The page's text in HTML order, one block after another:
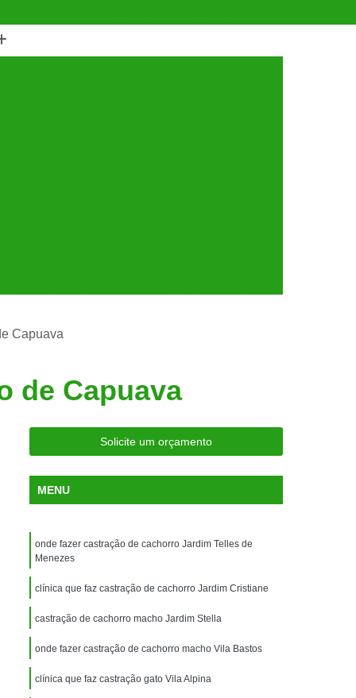
Gatos
Clínica Veterinária São Caetano
para Silvestres
para Animais Silvestres
Consulta para Animais Silvestres
Santo André
Consulta para Animal Silvestre
Veterinária para Animais Silvestres
Exame de Eletrocardiograma Veterinário
Exame de Imagem para Animais
Exame de Radiologia para Animais
Exame de Sangue para Animais
Capuava
de Capuava
Solicite um orçamento
MENU
onde fazer castração de cachorro Jardim Telles de
Menezes
clínica que faz castração de cachorro Jardim Cristiane
castração de cachorro macho Jardim Stella
onde fazer castração de cachorro macho Vila Bastos
clínica que faz castração gato Vila Alpina